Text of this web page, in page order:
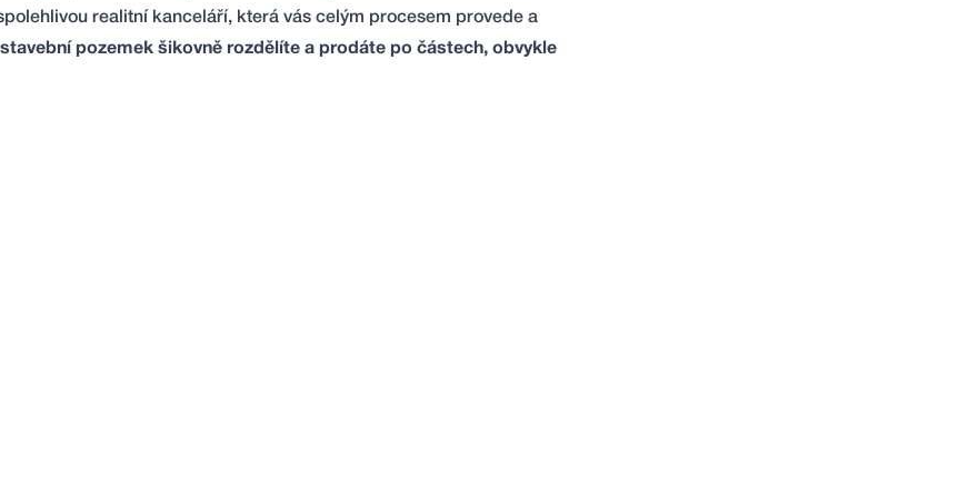
realitní kanceláří, která vás celým procesem provede a
stavební pozemek šikovně rozdělíte a prodáte po částech, obvykle